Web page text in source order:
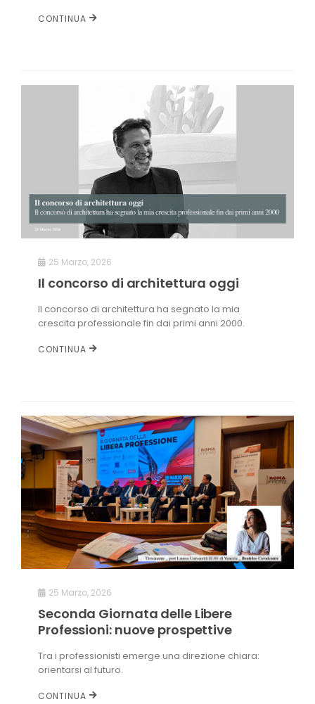
CONTINUA
25 Marzo, 2026
Il concorso di architettura oggi
Il concorso di architettura ha segnato la mia
crescita professionale fin dai primi anni 2000.
CONTINUA
25 Marzo, 2026
Seconda Giornata delle Libere
Professioni: nuove prospettive
Tra i professionisti emerge una direzione chiara:
orientarsi al futuro.
CONTINUA